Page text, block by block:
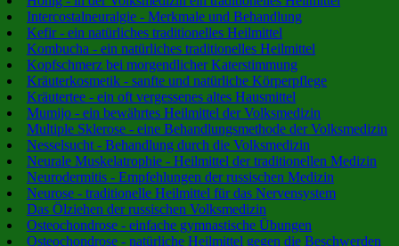
Intercostalneuralgie - Merkmale und Behandlung
Kefir - ein natürliches traditionelles Heilmittel
Kombucha - ein natürliches traditionelles Heilmittel
Kopfschmerz bei morgendlicher Katerstimmung
Kräuterkosmetik - sanfte und natürliche Körperpflege
Kräutertee - ein oft vergessenes altes Hausmittel
Mumijo - ein bewährtes Heilmittel der Volksmedizin
Multiple Sklerose - eine Behandlungsmethode der Volksmedizin
Nesselsucht - Behandlung durch die Volksmedizin
Neurale Muskelatrophie - Heilmittel der traditionellen Medizin
Neurodermitis - Empfehlungen der russischen Medizin
Neurose - traditionelle Heilmittel für das Nervensystem
Das Ölziehen der russischen Volksmedizin
Osteochondrose - einfache gymnastische Übungen
Osteochondrose - natürliche Heilmittel gegen die Beschwerden